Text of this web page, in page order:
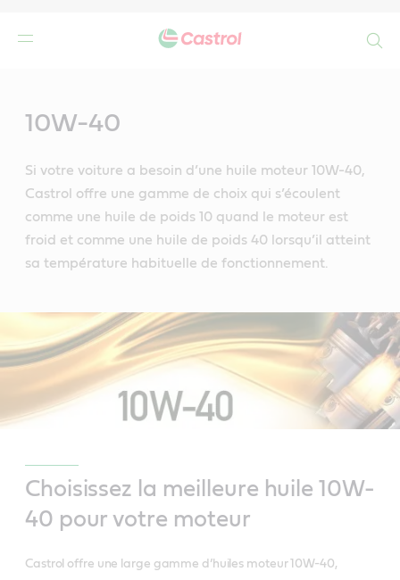
10W-40
Si votre voiture a besoin d’une huile moteur 10W-40,
Castrol offre une gamme de choix qui s’écoulent
comme une huile de poids 10 quand le moteur est
froid et comme une huile de poids 40 lorsqu’il atteint
sa température habituelle de fonctionnement.
Choisissez la meilleure huile 10W-
40 pour votre moteur
Castrol offre une large gamme d’huiles moteur 10W-40,